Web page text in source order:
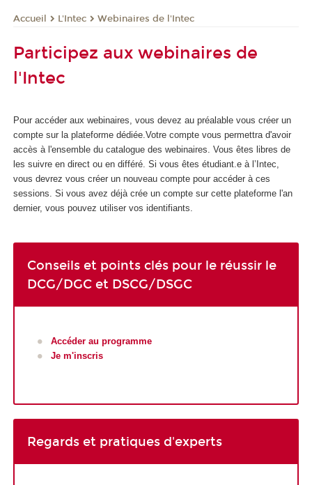
Accueil L'Intec Webinaires de l'Intec
Participez aux webinaires de
l'Intec
Pour accéder aux webinaires, vous devez au préalable vous créer un
compte sur la plateforme dédiée.Votre compte vous permettra d'avoir
accès à l'ensemble du catalogue des webinaires. Vous êtes libres de
les suivre en direct ou en différé. Si vous êtes étudiant.e à l’Intec,
vous devrez vous créer un nouveau compte pour accéder à ces
sessions. Si vous avez déjà crée un compte sur cette plateforme l'an
dernier, vous pouvez utiliser vos identifiants.
Conseils et points clés pour le réussir le
DCG/DGC et DSCG/DSGC
Accéder au programme
Je m'inscris
Regards et pratiques d'experts